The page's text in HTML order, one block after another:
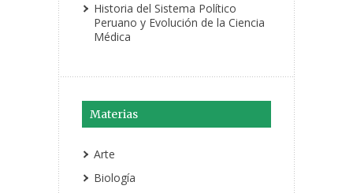
Historia del Sistema Político
Peruano y Evolución de la Ciencia
Médica
Materias
Arte
Biología